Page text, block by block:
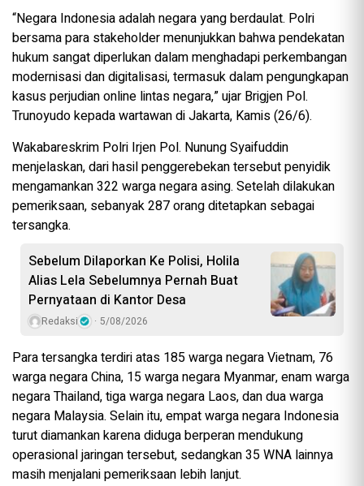
“Negara Indonesia adalah negara yang berdaulat. Polri
bersama para stakeholder menunjukkan bahwa pendekatan
hukum sangat diperlukan dalam menghadapi perkembangan
modernisasi dan digitalisasi, termasuk dalam pengungkapan
kasus perjudian online lintas negara,” ujar Brigjen Pol.
Trunoyudo kepada wartawan di Jakarta, Kamis (26/6).
Wakabareskrim Polri Irjen Pol. Nunung Syaifuddin
menjelaskan, dari hasil penggerebekan tersebut penyidik
mengamankan 322 warga negara asing. Setelah dilakukan
pemeriksaan, sebanyak 287 orang ditetapkan sebagai
tersangka.
Sebelum Dilaporkan Ke Polisi, Holila
Alias Lela Sebelumnya Pernah Buat
Pernyataan di Kantor Desa
Redaksi 5/08/2026
Para tersangka terdiri atas 185 warga negara Vietnam, 76
warga negara China, 15 warga negara Myanmar, enam warga
negara Thailand, tiga warga negara Laos, dan dua warga
negara Malaysia. Selain itu, empat warga negara Indonesia
turut diamankan karena diduga berperan mendukung
operasional jaringan tersebut, sedangkan 35 WNA lainnya
masih menjalani pemeriksaan lebih lanjut.